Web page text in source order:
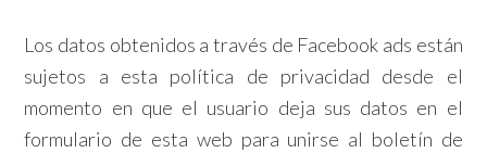
Los datos obtenidos a través de Facebook ads están
sujetos a esta política de privacidad desde el
momento en que el usuario deja sus datos en el
formulario de esta web para unirse al boletín de